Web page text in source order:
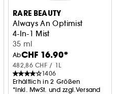
RARE BEAUTY
Always An Optimist
4-In-1 Mist
35 ml
AbCHF 16.90*
482,86 CHF / 1L
1406
Erhältlich in 2 Größen
*Inkl. MwSt. und zzgl.Versand